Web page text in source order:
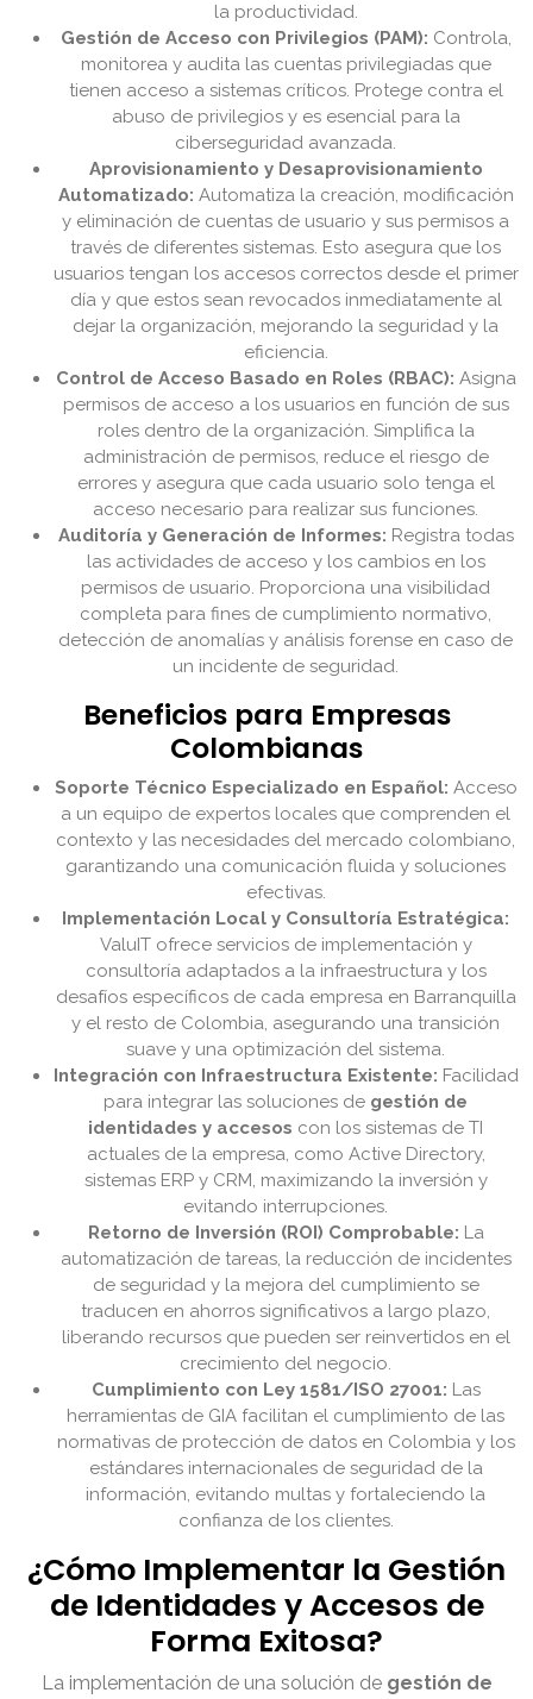
la productividad.
Gestión de Acceso con Privilegios (PAM): Controla,
monitorea y audita las cuentas privilegiadas que
tienen acceso a sistemas críticos. Protege contra el
abuso de privilegios y es esencial para la
ciberseguridad avanzada.
Aprovisionamiento y Desaprovisionamiento
Automatizado: Automatiza la creación, modificación
y eliminación de cuentas de usuario y sus permisos a
través de diferentes sistemas. Esto asegura que los
usuarios tengan los accesos correctos desde el primer
día y que estos sean revocados inmediatamente al
dejar la organización, mejorando la seguridad y la
eficiencia.
Control de Acceso Basado en Roles (RBAC): Asigna
permisos de acceso a los usuarios en función de sus
roles dentro de la organización. Simplifica la
administración de permisos, reduce el riesgo de
errores y asegura que cada usuario solo tenga el
acceso necesario para realizar sus funciones.
Auditoría y Generación de Informes: Registra todas
las actividades de acceso y los cambios en los
permisos de usuario. Proporciona una visibilidad
completa para fines de cumplimiento normativo,
detección de anomalías y análisis forense en caso de
un incidente de seguridad.
Beneficios para Empresas
Colombianas
Soporte Técnico Especializado en Español: Acceso
a un equipo de expertos locales que comprenden el
contexto y las necesidades del mercado colombiano,
garantizando una comunicación fluida y soluciones
efectivas.
Implementación Local y Consultoría Estratégica:
ValuIT ofrece servicios de implementación y
consultoría adaptados a la infraestructura y los
desafíos específicos de cada empresa en Barranquilla
y el resto de Colombia, asegurando una transición
suave y una optimización del sistema.
Integración con Infraestructura Existente: Facilidad
para integrar las soluciones de gestión de
identidades y accesos con los sistemas de TI
actuales de la empresa, como Active Directory,
sistemas ERP y CRM, maximizando la inversión y
evitando interrupciones.
Retorno de Inversión (ROI) Comprobable: La
automatización de tareas, la reducción de incidentes
de seguridad y la mejora del cumplimiento se
traducen en ahorros significativos a largo plazo,
liberando recursos que pueden ser reinvertidos en el
crecimiento del negocio.
Cumplimiento con Ley 1581/ISO 27001: Las
herramientas de GIA facilitan el cumplimiento de las
normativas de protección de datos en Colombia y los
estándares internacionales de seguridad de la
información, evitando multas y fortaleciendo la
confianza de los clientes.
¿Cómo Implementar la Gestión
de Identidades y Accesos de
Forma Exitosa?
La implementación de una solución de gestión de